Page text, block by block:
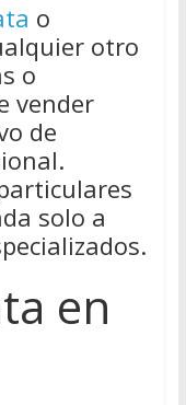
o
otro
o
vender
de
solo a
en